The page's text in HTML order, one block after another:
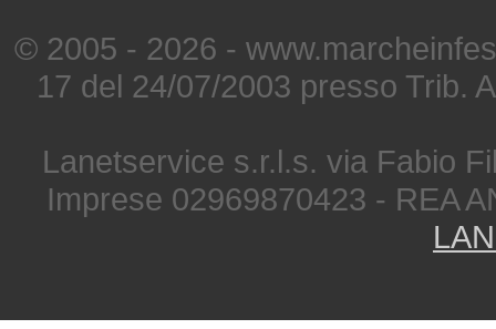
© 2005 - 2026 -
17 del 24/07/2003 presso Trib.
Lanetservice s.r.l.s. via Fabio
Imprese 02969870423 - REA